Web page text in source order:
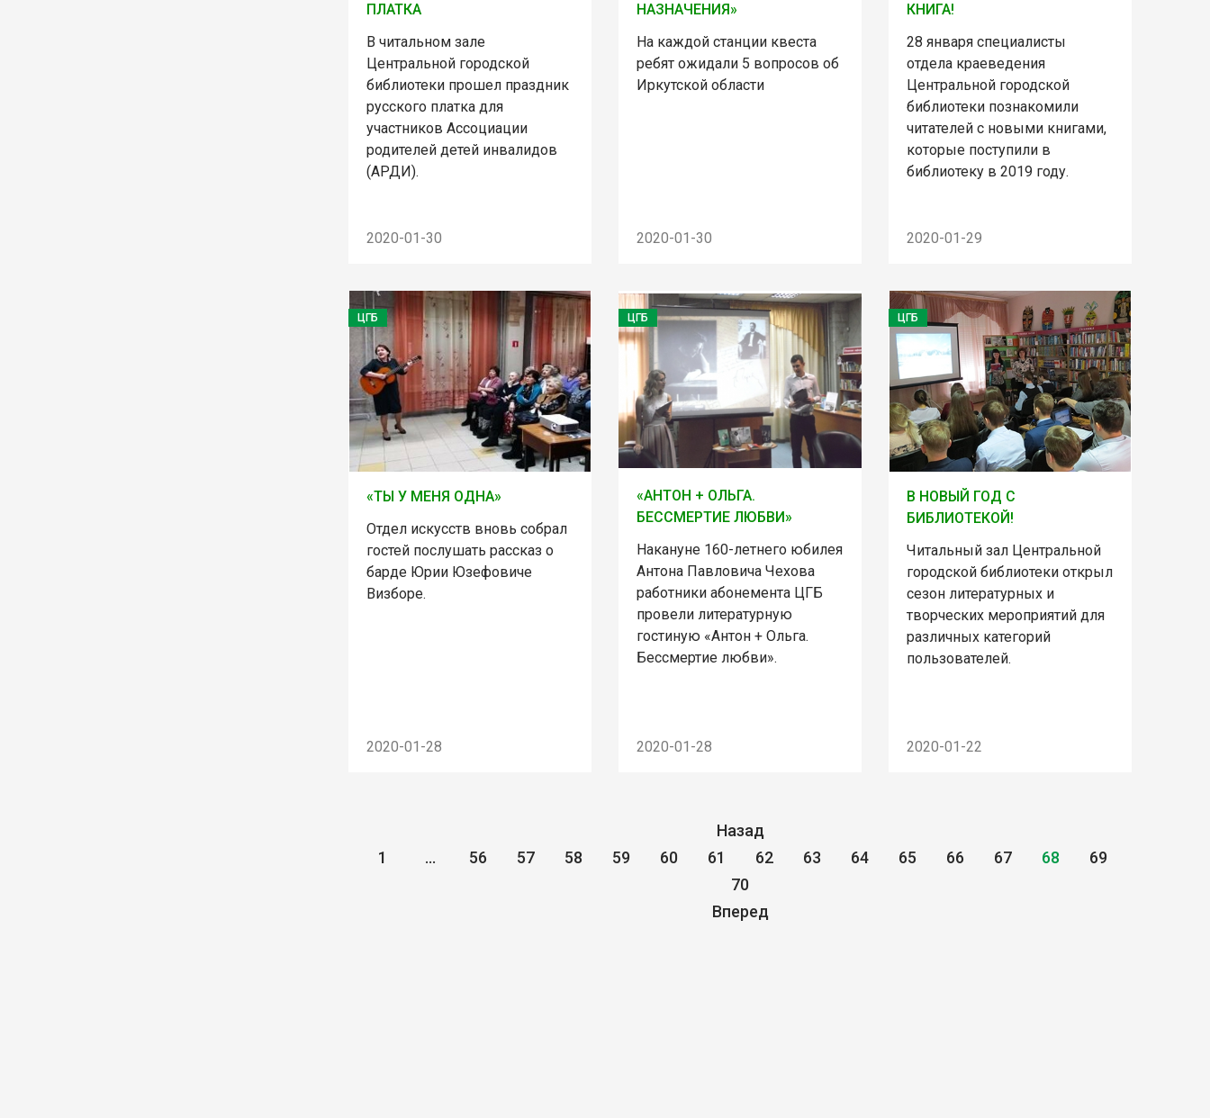
ПЛАТКА
В читальном зале
Центральной городской
библиотеки прошел праздник
русского платка для
участников Ассоциации
родителей детей инвалидов
(АРДИ).
2020-01-30
НАЗНАЧЕНИЯ»
На каждой станции квеста
ребят ожидали 5 вопросов об
Иркутской области
2020-01-30
КНИГА!
28 января специалисты
отдела краеведения
Центральной городской
библиотеки познакомили
читателей с новыми книгами,
которые поступили в
библиотеку в 2019 году.
2020-01-29
ЦГБ
«ТЫ У МЕНЯ ОДНА»
Отдел искусств вновь собрал
гостей послушать рассказ о
барде Юрии Юзефовиче
Визборе.
2020-01-28
ЦГБ
«АНТОН + ОЛЬГА.
БЕССМЕРТИЕ ЛЮБВИ»
Накануне 160-летнего юбилея
Антона Павловича Чехова
работники абонемента ЦГБ
провели литературную
гостиную «Антон + Ольга.
Бессмертие любви».
2020-01-28
ЦГБ
В НОВЫЙ ГОД С
БИБЛИОТЕКОЙ!
Читальный зал Центральной
городской библиотеки открыл
сезон литературных и
творческих мероприятий для
различных категорий
пользователей.
2020-01-22
Назад
1
... 56 57 58 59 60 61 62 63 64 65 66 67 68
69
70
Вперед